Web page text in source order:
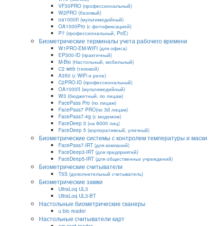
VF30PRO (профессиональный)
W2PRO (базовый)
oa1000II (мультимедийный)
OA1000Pro (с фотофиксацией)
P7 (профессиональный, PoE)
Биометрические терминалы учета рабочего времени
W1PRO-EM-WIFI (для офиса)
EP300-ID (практичный)
M-Bio (Настольный, мобильный)
С2 web (типовой)
A350 (с WiFi и реле)
C2PRO-ID (профессиональный)
OA1000II (мультимедийный)
W3 (бюджетный, по лицам)
FacePass Pro (по лицам)
FacePass7 PRO(по 3d лицам)
FacePass7-4g (с модемом)
FaceDeep 3 (на 6000 лиц)
FaceDeep 5 (корпоративный, уличный)
Биометрические системы с контролем температуры и маски
FacePass7-IRT (для компаний)
FaceDeep3-IRT (для предприятий)
FaceDeep5-IRT (для общественных учреждений)
Биометрические считыватели
T5S (дополнительный считыватель)
Биометрические замки
UltraLoq UL3
UltraLoq UL3-BT
Настольные биометрические сканеры
u bio reader
Настольные считыватели карт